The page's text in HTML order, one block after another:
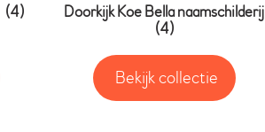
(4)
Doorkijk Koe Bella naamschilderij
(4)
Bekijk collectie